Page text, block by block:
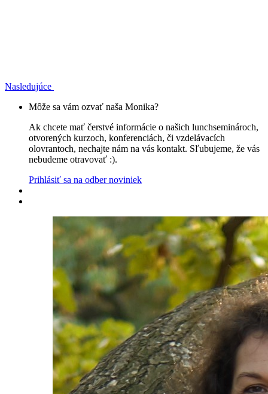
Nasledujúce
Môže sa vám ozvať naša Monika?
Ak chcete mať čerstvé informácie o našich lunchseminároch,
otvorených kurzoch, konferenciách, či vzdelávacích
olovrantoch, nechajte nám na vás kontakt. Sľubujeme, že vás
nebudeme otravovať :).
Prihlásiť sa na odber noviniek